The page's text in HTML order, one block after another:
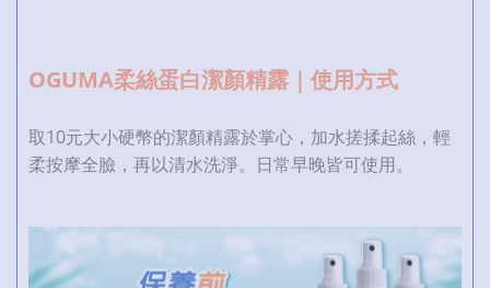
OGUMA柔絲蛋白潔顏精露｜使用方式
取10元大小硬幣的潔顏精露於掌心，加水搓揉起絲，輕
柔按摩全臉，再以清水洗淨。日常早晚皆可使用。